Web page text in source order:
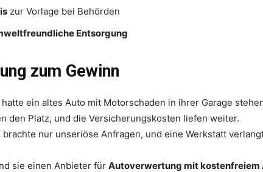
zur Vorlage bei Behörden
Entsorgung
zum Gewinn
ein altes Auto mit Motorschaden in ihrer Garage
den Platz, und die Versicherungskosten liefen weiter.
brachte nur unseriöse Anfragen, und eine Werkstatt
sie einen Anbieter für Autoverwertung mit kostenfreiem